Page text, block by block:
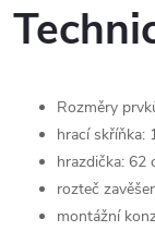
Rozměry
hrací skříňka:
hrazdička: 62
rozteč
montážní